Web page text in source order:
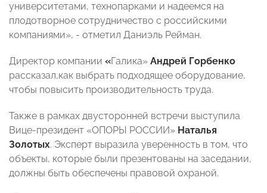
университетами, технопарками и надеемся на
плодотворное сотрудничество с российскими
компаниями», - отметил Даниэль Рейман.
Директор компании «Галика» Андрей Горбенко
рассказал,как выбрать подходящее оборудование,
чтобы повысить производительность труда.
Также в рамках двусторонней встречи выступила
Вице-президент «ОПОРЫ РОССИИ» Наталья
Золотых. Эксперт выразила уверенность в том, что
объекты, которые были презентованы на заседании,
должны быть обеспечены правовой охраной.